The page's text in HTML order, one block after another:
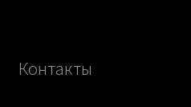
Контакты